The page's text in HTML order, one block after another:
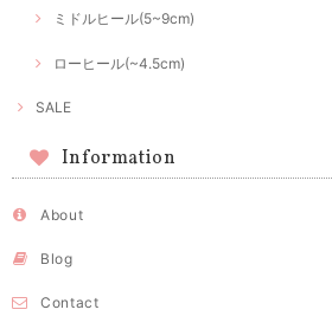
ミドルヒール(5~9cm)
ローヒール(~4.5cm)
SALE
Information
About
Blog
Contact